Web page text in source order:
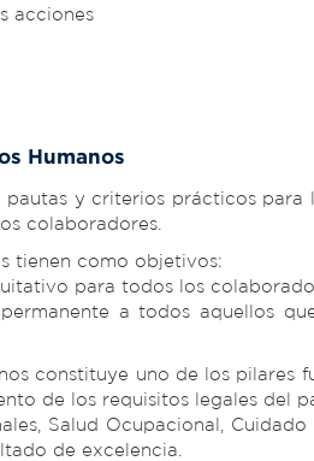
acciones
Humanos
y criterios prácticos
colaboradores.
tienen como objetivos:
para todos los
a todos aquellos
constituye uno de los
de los requisitos legales del
Salud Ocupacional,
de excelencia.